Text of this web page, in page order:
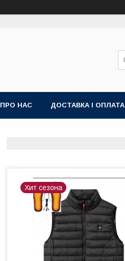
ПРО НАС ДОСТАВКА І ОПЛАТА
Хит сезона